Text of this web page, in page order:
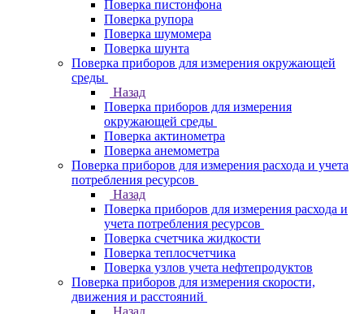
Поверка пистонфона
Поверка рупора
Поверка шумомера
Поверка шунта
Поверка приборов для измерения окружающей
среды
Назад
Поверка приборов для измерения
окружающей среды
Поверка актинометра
Поверка анемометра
Поверка приборов для измерения расхода и учета
потребления ресурсов
Назад
Поверка приборов для измерения расхода и
учета потребления ресурсов
Поверка счетчика жидкости
Поверка теплосчетчика
Поверка узлов учета нефтепродуктов
Поверка приборов для измерения скорости,
движения и расстояний
Назад